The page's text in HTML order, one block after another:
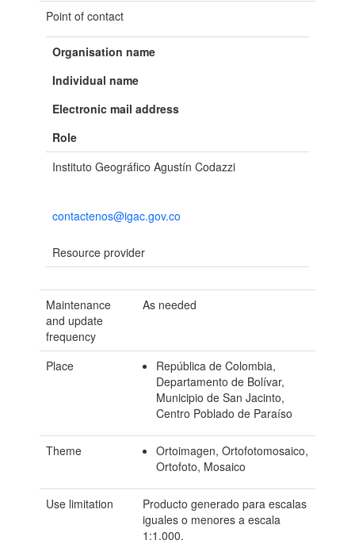
Point of contact
Organisation name
Individual name
Electronic mail address
Role
Instituto Geográfico Agustín Codazzi
contactenos@igac.gov.co
Resource provider
Maintenance
and update
frequency
As needed
Place
República de Colombia,
Departamento de Bolívar,
Municipio de San Jacinto,
Centro Poblado de Paraíso
Theme
Ortoimagen, Ortofotomosaico,
Ortofoto, Mosaico
Use limitation
Producto generado para escalas
iguales o menores a escala
1:1.000.